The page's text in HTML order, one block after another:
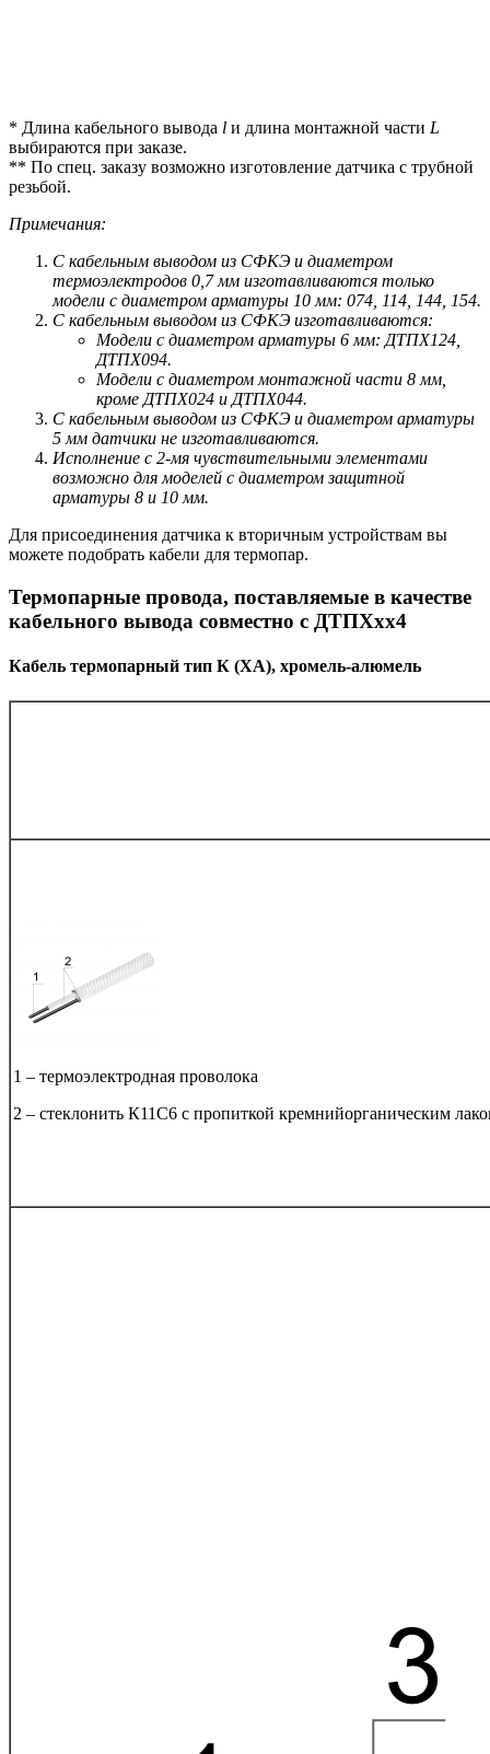
* Длина кабельного вывода l и длина монтажной части L
выбираются при заказе.
** По спец. заказу возможно изготовление датчика с трубной
резьбой.
Примечания:
С кабельным выводом из СФКЭ и диаметром
термоэлектродов 0,7 мм изготавливаются только
модели с диаметром арматуры 10 мм: 074, 114, 144, 154.
С кабельным выводом из СФКЭ изготавливаются:
Модели с диаметром арматуры 6 мм: ДТПХ124,
ДТПХ094.
Модели с диаметром монтажной части 8 мм,
кроме ДТПХ024 и ДТПХ044.
С кабельным выводом из СФКЭ и диаметром арматуры
5 мм датчики не изготавливаются.
Исполнение с 2-мя чувствительными элементами
возможно для моделей с диаметром защитной
арматуры 8 и 10 мм.
Для присоединения датчика к вторичным устройствам вы
можете подобрать кабели для термопар.
Термопарные провода, поставляемые в качестве
кабельного вывода совместно с ДТПХхх4
Кабель термопарный тип К (ХА), хромель-алюмель
1 – термоэлектродная проволока
2 – cтеклонить К11С6 с пропиткой кремнийорганическим